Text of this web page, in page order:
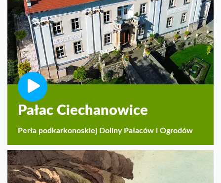
Pałac Ciechanowice
Perła podkarkonoskiej Doliny Pałaców i Ogrodów